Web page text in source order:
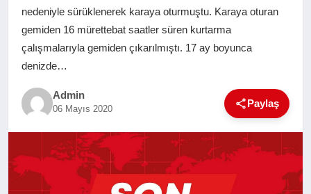
EĞITIM
YAŞAM
nedeniyle sürüklenerek karaya oturmuştu. Karaya oturan
gemiden 16 mürettebat saatler süren kurtarma
çalışmalarıyla gemiden çıkarılmıştı. 17 ay boyunca
denizde…
Admin
06 Mayıs 2020 Paylaş